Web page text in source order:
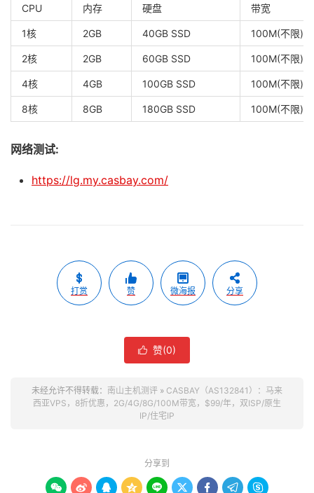
CPU 内存 硬盘 带宽
1核 2GB 40GB SSD 100M(不限)
2核 2GB 60GB SSD 100M(不限)
4核 4GB 100GB SSD 100M(不限)
8核 8GB 180GB SSD 100M(不限)
网络测试:
https://lg.my.casbay.com/
打赏 赞 微海报 分享
 赞(0)
未经允许不得转载： 南山主机测评 » CASBAY（AS132841）：马来
西亚VPS，8折优惠，2G/4G/8G/100M带宽，$99/年，双ISP/原生
IP/住宅IP
分享到
        